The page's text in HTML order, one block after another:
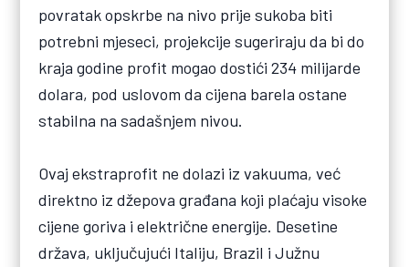
povratak opskrbe na nivo prije sukoba biti
potrebni mjeseci, projekcije sugeriraju da bi do
kraja godine profit mogao dostići 234 milijarde
dolara, pod uslovom da cijena barela ostane
stabilna na sadašnjem nivou.
Ovaj ekstraprofit ne dolazi iz vakuuma, već
direktno iz džepova građana koji plaćaju visoke
cijene goriva i električne energije. Desetine
država, uključujući Italiju, Brazil i Južnu